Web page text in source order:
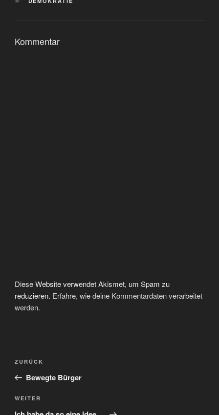
Kommentar
Diese Website verwendet Akismet, um Spam zu
reduzieren. Erfahre, wie deine Kommentardaten verarbeitet
werden.
Beitragsnavigation
Vorheriger
Beitrag
ZURÜCK
Bewegte Bürger
Nächster
Beitrag
WEITER